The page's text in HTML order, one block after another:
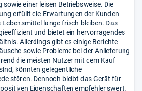
einer leisen Betriebsweise. Die
erfüllt die Erwartungen der Kunden
lange frisch bleiben. Das
und bietet ein hervorragendes
Allerdings gibt es einige Berichte
sowie Probleme bei der Anlieferung
die meisten Nutzer mit dem Kauf
könnten gelegentliche
stören. Dennoch bleibt das Gerät für
Eigenschaften empfehlenswert.